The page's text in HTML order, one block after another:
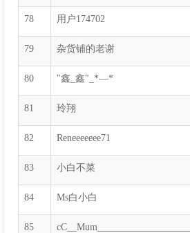
78 用户174702
79 杂货铺的老谢
80 "鑫_鑫"_*—*
81 玲翔
82 Reneeeeeee71
83 小白不菜
84 Ms白小白
85 cC__Mum____________________